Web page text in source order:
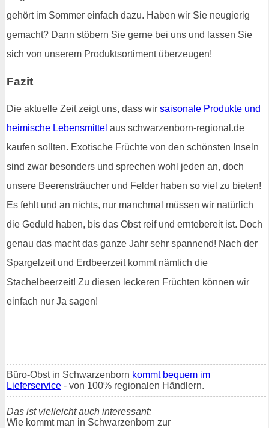
gehört im Sommer einfach dazu. Haben wir Sie neugierig
gemacht? Dann stöbern Sie gerne bei uns und lassen Sie
sich von unserem Produktsortiment überzeugen!
Fazit
Die aktuelle Zeit zeigt uns, dass wir saisonale Produkte und
heimische Lebensmittel aus schwarzenborn-regional.de
kaufen sollten. Exotische Früchte von den schönsten Inseln
sind zwar besonders und sprechen wohl jeden an, doch
unsere Beerensträucher und Felder haben so viel zu bieten!
Es fehlt und an nichts, nur manchmal müssen wir natürlich
die Geduld haben, bis das Obst reif und erntebereit ist. Doch
genau das macht das ganze Jahr sehr spannend! Nach der
Spargelzeit und Erdbeerzeit kommt nämlich die
Stachelbeerzeit! Zu diesen leckeren Früchten können wir
einfach nur Ja sagen!
Büro-Obst in Schwarzenborn kommt bequem im
Lieferservice - von 100% regionalen Händlern.
Das ist vielleicht auch interessant:
Wie kommt man in Schwarzenborn zur